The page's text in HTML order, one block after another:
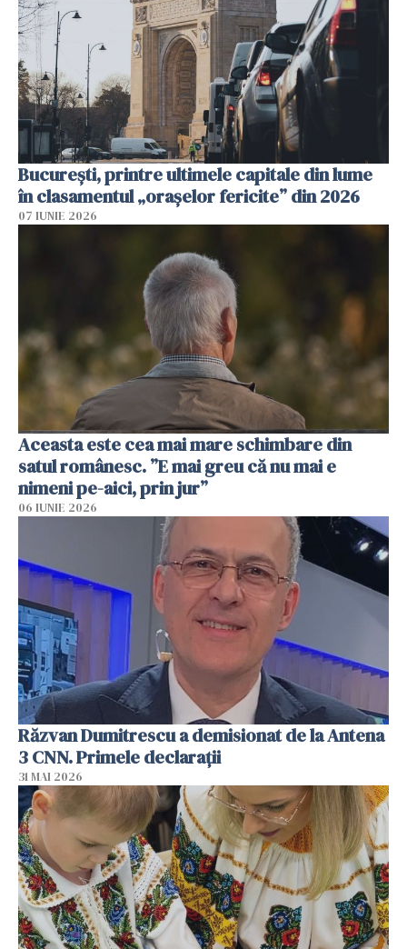
București, printre ultimele capitale din lume
în clasamentul „orașelor fericite” din 2026
07 IUNIE 2026
Aceasta este cea mai mare schimbare din
satul românesc. ”E mai greu că nu mai e
nimeni pe-aici, prin jur”
06 IUNIE 2026
Răzvan Dumitrescu a demisionat de la Antena
3 CNN. Primele declarații
31 MAI 2026